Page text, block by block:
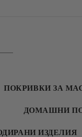
ПОКРИВКИ ЗА
ДОМАШНИ
ИЗДЕЛИЯ